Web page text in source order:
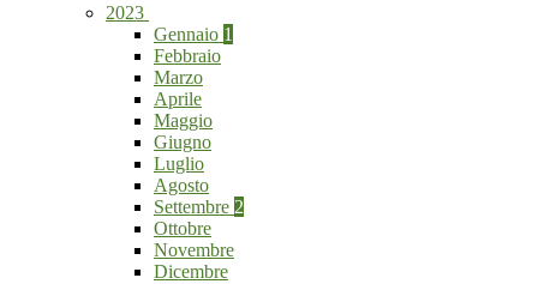
2023
Gennaio 1
Febbraio
Marzo
Aprile
Maggio
Giugno
Luglio
Agosto
Settembre 2
Ottobre
Novembre
Dicembre